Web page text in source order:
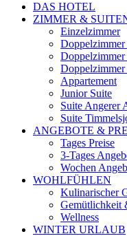
DAS HOTEL
ZIMMER &
Einzelzimmer
Doppelzimmer
Doppelzimmer
Appartement
Junior Suite
Suite Angerer
Suite
ANGEBOTE &
Tages Preise
3-Tages
Wochen
WOHLFÜHLEN
Kulinarischer
Gemütlichkeit
Wellness
WINTER URLAUB